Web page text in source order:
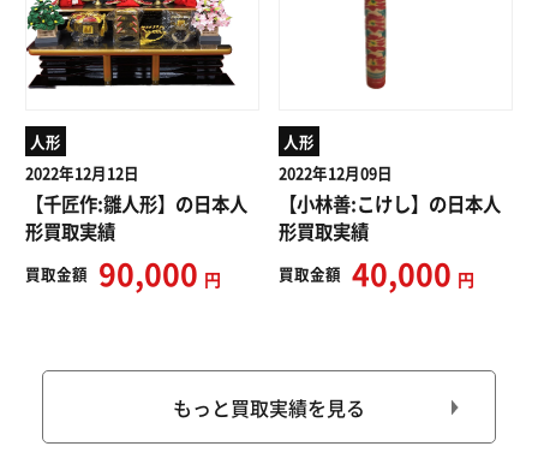
人形
2022年12月12日
【千匠作:雛人形】の日本人
形買取実績
買取金額 90,000 円
人形
2022年12月09日
【小林善:こけし】の日本人
形買取実績
買取金額 40,000 円
もっと買取実績を見る